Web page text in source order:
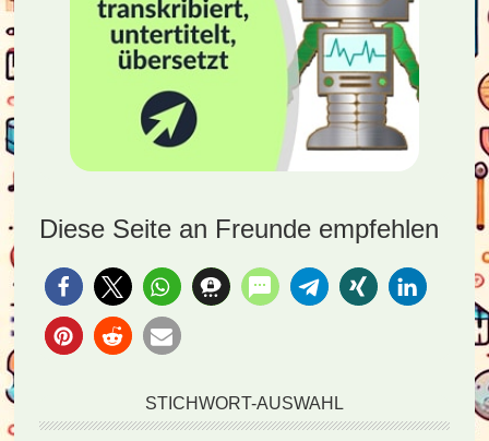
Diese Seite an Freunde empfehlen
STICHWORT-AUSWAHL